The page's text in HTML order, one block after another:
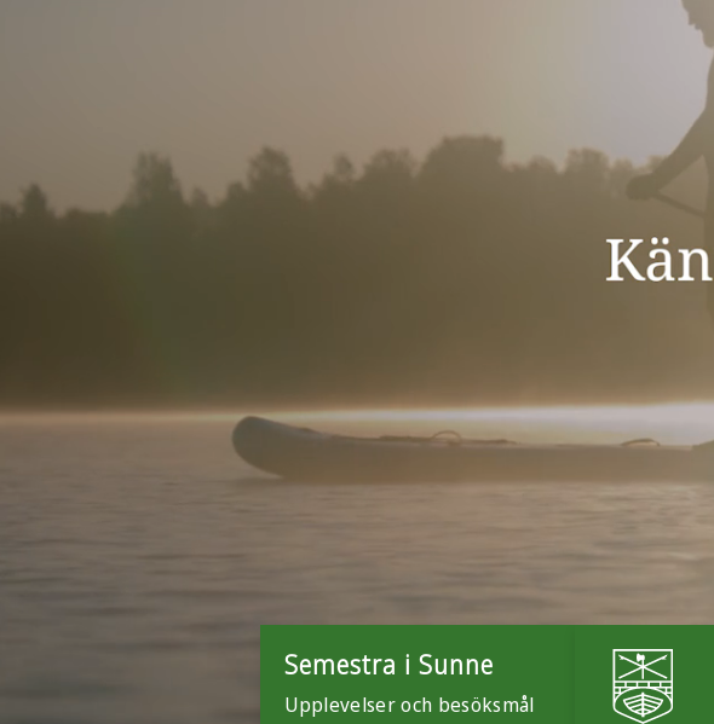
Semestra i Sunne
Upplevelser och besöksmål